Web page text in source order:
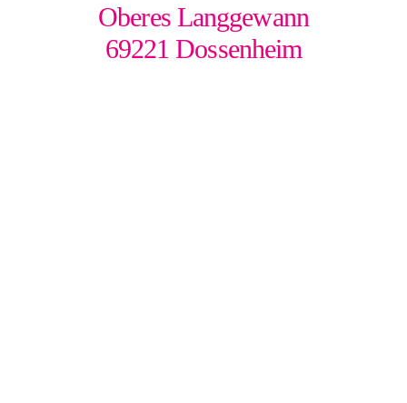
Oberes Langgewann
69221 Dossenheim